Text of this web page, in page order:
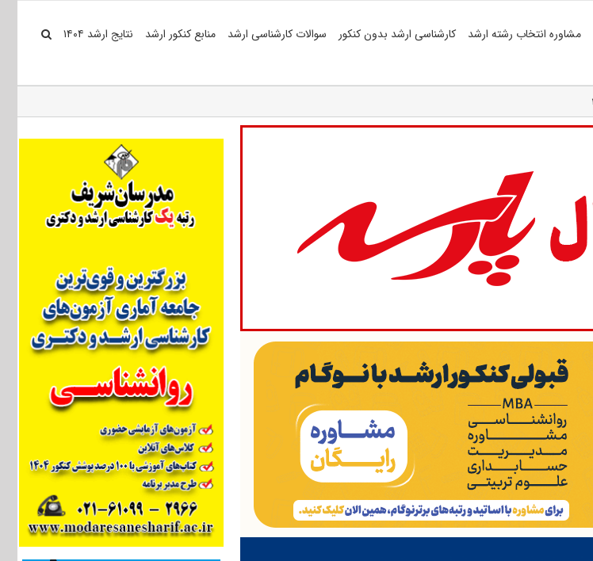
مشاوره انتخاب رشته ارشد کارشناسی ارشد بدون کنکور سوالات کارشناسی ارشد منابع کنکور ارشد نتایج ارشد ۱۴۰۴